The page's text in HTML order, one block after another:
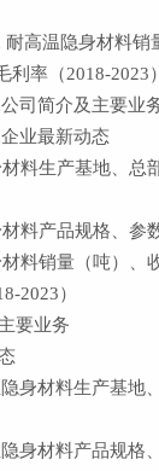
高温隐身材料销
率（2018-2023）
司简介及主要业
业最新动态
料生产基地、总
料产品规格、参
料销量（吨）、
2023）
要业务
身材料生产基地
身材料产品规格